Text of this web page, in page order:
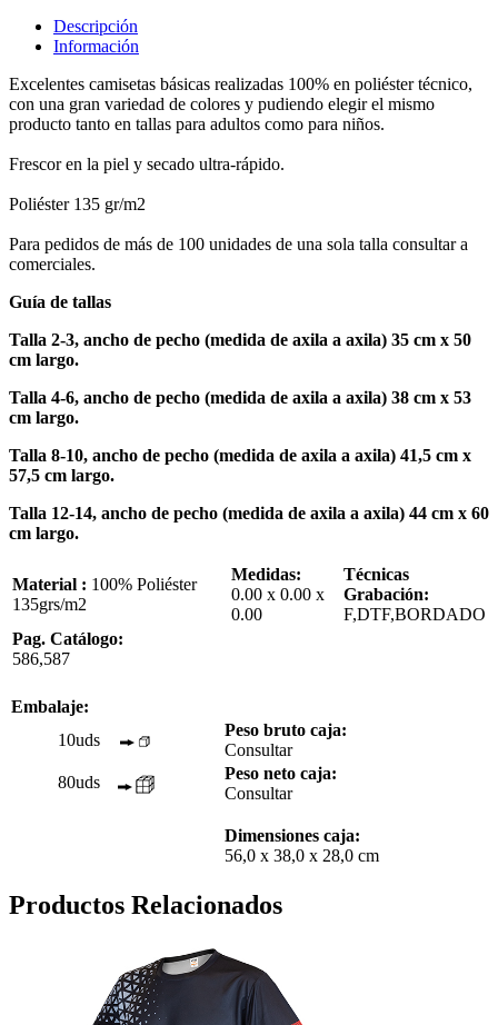
Descripción
Información
Excelentes camisetas básicas realizadas 100% en poliéster técnico,
con una gran variedad de colores y pudiendo elegir el mismo
producto tanto en tallas para adultos como para niños.
Frescor en la piel y secado ultra-rápido.
Poliéster 135 gr/m2
Para pedidos de más de 100 unidades de una sola talla consultar a
comerciales.
Guía de tallas
Talla 2-3, ancho de pecho (medida de axila a axila) 35 cm x 50
cm largo.
Talla 4-6, ancho de pecho (medida de axila a axila) 38 cm x 53
cm largo.
Talla 8-10, ancho de pecho (medida de axila a axila) 41,5 cm x
57,5 cm largo.
Talla 12-14, ancho de pecho (medida de axila a axila) 44 cm x 60
cm largo.
Material : 100% Poliéster
135grs/m2
Medidas:
0.00 x 0.00 x
0.00
Técnicas
Grabación:
F,DTF,BORDADO
Pag. Catálogo:
586,587
Embalaje:
10uds
Peso bruto caja:
Consultar
80uds
Peso neto caja:
Consultar
Dimensiones caja:
56,0 x 38,0 x 28,0 cm
Productos Relacionados